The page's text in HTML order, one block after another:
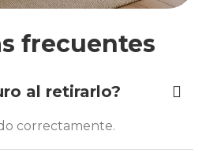
frecuentes
al retirarlo?
correctamente.